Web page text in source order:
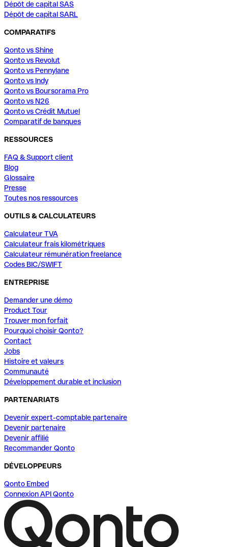
Dépôt de capital SAS
Dépôt de capital SARL
COMPARATIFS
Qonto vs Shine
Qonto vs Revolut
Qonto vs Pennylane
Qonto vs Indy
Qonto vs Boursorama Pro
Qonto vs N26
Qonto vs Crédit Mutuel
Comparatif de banques
RESSOURCES
FAQ & Support client
Blog
Glossaire
Presse
Toutes nos ressources
OUTILS & CALCULATEURS
Calculateur TVA
Calculateur frais kilométriques
Calculateur rémunération freelance
Codes BIC/SWIFT
ENTREPRISE
Demander une démo
Product Tour
Trouver mon forfait
Pourquoi choisir Qonto?
Contact
Jobs
Histoire et valeurs
Communauté
Développement durable et inclusion
PARTENARIATS
Devenir expert-comptable partenaire
Devenir partenaire
Devenir affilié
Recommander Qonto
DÉVELOPPEURS
Qonto Embed
Connexion API Qonto